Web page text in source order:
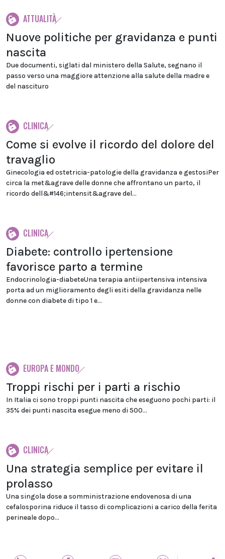
ATTUALITÀ
Nuove politiche per gravidanza e punti
nascita
Due documenti, siglati dal ministero della Salute, segnano il
passo verso una maggiore attenzione alla salute della madre e
del nascituro
CLINICA
Come si evolve il ricordo del dolore del
travaglio
Ginecologia ed ostetricia-patologie della gravidanza e gestosiPer
circa la met&agrave delle donne che affrontano un parto, il
ricordo dell&#146;intensit&agrave del...
CLINICA
Diabete: controllo ipertensione
favorisce parto a termine
Endocrinologia-diabeteUna terapia antiipertensiva intensiva
porta ad un miglioramento degli esiti della gravidanza nelle
donne con diabete di tipo 1 e...
EUROPA E MONDO
Troppi rischi per i parti a rischio
In Italia ci sono troppi punti nascita che eseguono pochi parti: il
35% dei punti nascita esegue meno di 500...
CLINICA
Una strategia semplice per evitare il
prolasso
Una singola dose a somministrazione endovenosa di una
cefalosporina riduce il tasso di complicazioni a carico della ferita
perineale dopo...